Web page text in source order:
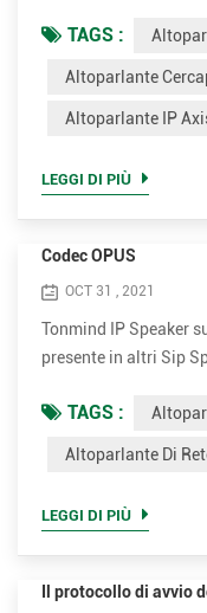
Axis. Vantaggi
Supporta molti più
superiore fino a 30 W
TAGS :
Altoparlante
Altoparlante IP
LEGGI DI PIÙ
Codec OPUS
OCT 31 , 2021
Tonmind IP Speaker
presente in altri Sip
dei casi garantendo
elevata. Opus è un
TAGS :
Altoparlante Di
LEGGI DI PIÙ
Il protocollo di avvio